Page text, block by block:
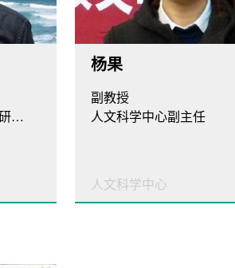
学术方法论与文化创意教研室主任
杨果
副教授
人文科学中心副主任
人文科学中心